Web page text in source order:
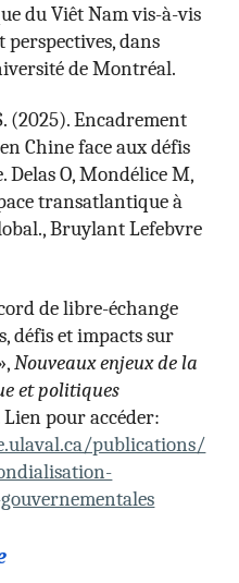
du Viêt Nam vis-à-vis
dans
de Montréal.
(2025). Encadrement
Chine face aux défis
O, Mondélice M,
transatlantique à
Bruylant Lefebvre
de libre-échange
défis et impacts sur
Nouveaux enjeux de la
et politiques
Lien pour accéder:
publications/